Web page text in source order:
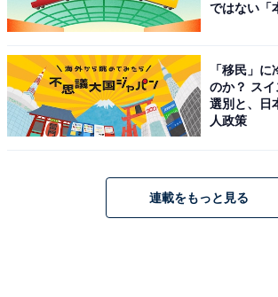
こちらもおすすめ
【楽天トラベルセール】「美
館」が今だけ特別価格に！
れるくつろぎの宿【10月29
ではない「
「移民」
のか？ ス
選別と、日
人政策
連載をもっと見る